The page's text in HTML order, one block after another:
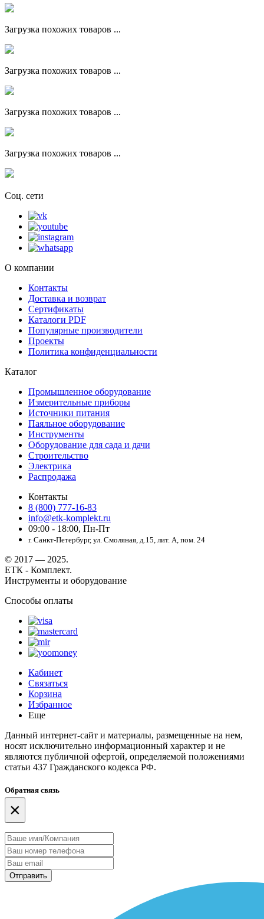
Загрузка похожих товаров ...
Загрузка похожих товаров ...
Загрузка похожих товаров ...
Загрузка похожих товаров ...
Соц. сети
О компании
Контакты
Доставка и возврат
Сертификаты
Каталоги PDF
Популярные производители
Проекты
Политика конфиденциальности
Каталог
Промышленное оборудование
Измерительные приборы
Источники питания
Паяльное оборудование
Инструменты
Оборудование для сада и дачи
Строительство
Электрика
Распродажа
Контакты
8 (800) 777-16-83
info@etk-komplekt.ru
09:00 - 18:00, Пн-Пт
г. Санкт-Петербург, ул. Смоляная, д.15, лит. А, пом. 24
© 2017 — 2025.
ЕТК - Комплект.
Инструменты и оборудование
Способы оплаты
Кабинет
Связаться
Корзина
Избранное
Еще
Данный интернет-сайт и материалы, размещенные на нем,
носят исключительно информационный характер и не
являются публичной офертой, определяемой положениями
статьи 437 Гражданского кодекса РФ.
Обратная связь
×
Отправить